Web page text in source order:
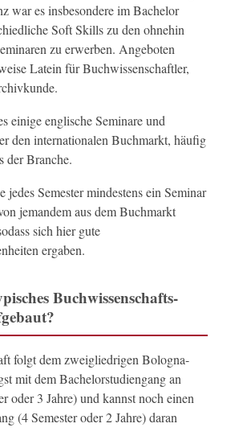
war es insbesondere im Bachelor
Soft Skills zu den ohnehin
zu erwerben. Angeboten
Latein für Buchwissenschaftler,
einige englische Seminare und
den internationalen Buchmarkt, häufig
der Branche.
jedes Semester mindestens ein Seminar
jemandem aus dem Buchmarkt
sich hier gute
ergaben.
Buchwissenschafts-
folgt dem zweigliedrigen Bologna-
mit dem Bachelorstudiengang an
oder 3 Jahre) und kannst noch einen
(4 Semester oder 2 Jahre) daran